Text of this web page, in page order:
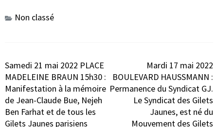
Non classé
Navigation
de
l’article
Samedi 21 mai 2022 PLACE
MADELEINE BRAUN 15h30 :
Manifestation à la mémoire
de Jean-Claude Bue, Nejeh
Ben Farhat et de tous les
Gilets Jaunes parisiens
Mardi 17 mai 2022
BOULEVARD HAUSSMANN :
Permanence du Syndicat GJ.
Le Syndicat des Gilets
Jaunes, est né du
Mouvement des Gilets